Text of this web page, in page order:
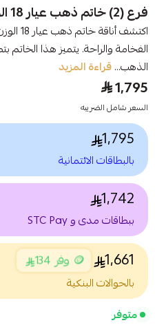
فرع (2) خاتم ذهب عيار 18 الوزن 2.20 جرام
الفخامة والراحة. يتميز هذا الخاتم
الذهب...قراءة المزيد
1,795
السعر شامل الضريبه
1,795
بالبطاقات الائتمانية
1,742
ببطاقات مدى و STC Pay
1,661 🪙 وفر 134
بالحوالات البنكية
متوفر